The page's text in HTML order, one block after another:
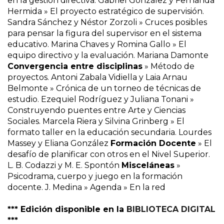
Hermida » El proyecto estratégico de supervisión.
Sandra Sánchez y Néstor Zorzoli » Cruces posibles
para pensar la figura del supervisor en el sistema
educativo. Marina Chaves y Romina Gallo » El
equipo directivo y la evaluación. Mariana Damonte
Convergencia entre disciplinas » Método de
proyectos. Antoni Zabala Vidiella y Laia Arnau
Belmonte » Crónica de un torneo de técnicas de
estudio. Ezequiel Rodríguez y Juliana Tonani »
Construyendo puentes entre Arte y Ciencias
Sociales. Marcela Riera y Silvina Grinberg » El
formato taller en la educación secundaria. Lourdes
Massey y Eliana González Formación Docente » El
desafío de planificar con otros en el Nivel Superior.
L. B. Codazzi y M. E. Spontón Misceláneas »
Psicodrama, cuerpo y juego en la formación
docente. J. Medina » Agenda » En la red
*** Edición disponible en la BIBLIOTECA DIGITAL
***